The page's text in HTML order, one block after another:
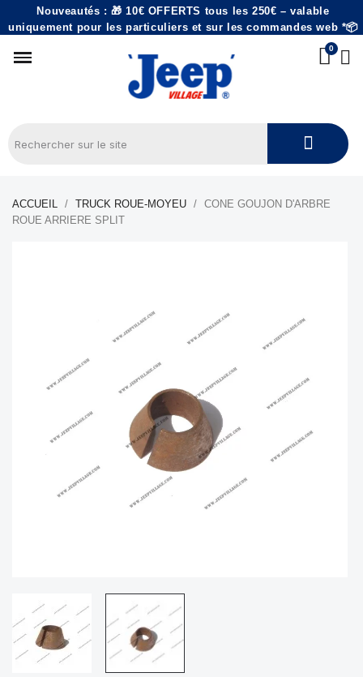
Nouveautés : 🎁 10€ OFFERTS tous les 250€ – valable
uniquement pour les particuliers et sur les commandes web *📦
ACCUEIL TRUCK ROUE-MOYEU
CONE GOUJON D'ARBRE
ROUE ARRIERE SPLIT